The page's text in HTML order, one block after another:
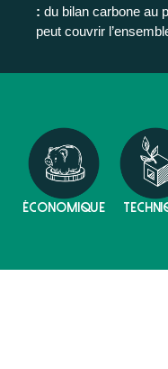
: du bilan carbone au
peut couvrir
économique